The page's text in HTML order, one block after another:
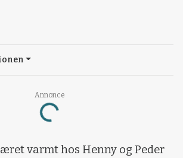
Annonce
Loading...
varmt hos Henny og Peder